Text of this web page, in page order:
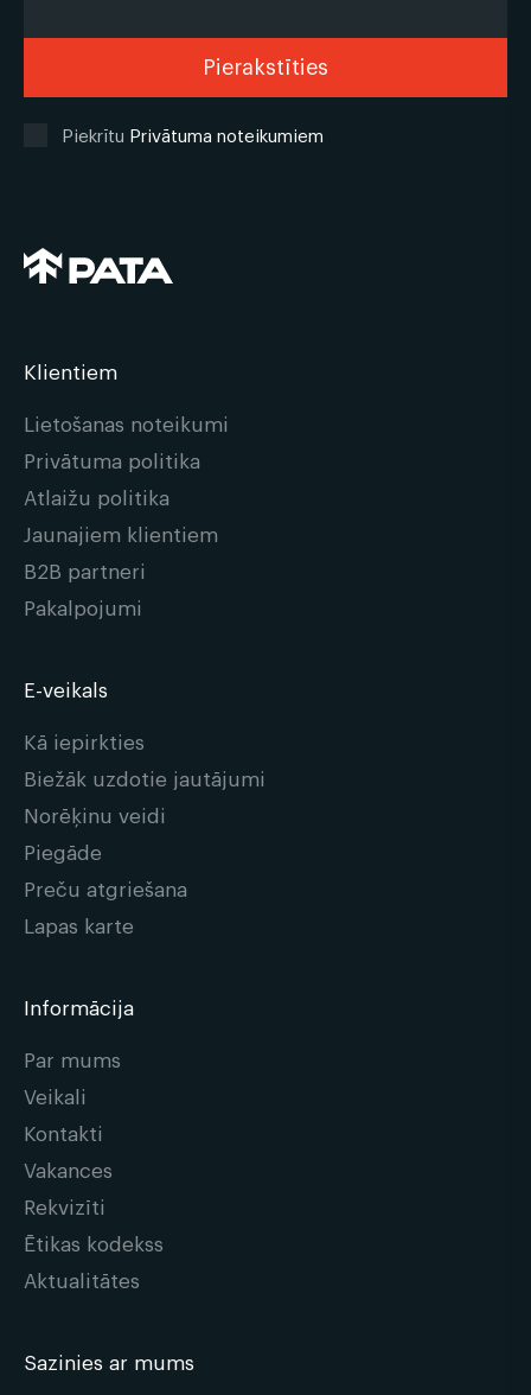
Piekrītu Privātuma noteikumiem
Klientiem
Lietošanas noteikumi
Privātuma politika
Atlaižu politika
Jaunajiem klientiem
B2B partneri
Pakalpojumi
E-veikals
Kā iepirkties
Biežāk uzdotie jautājumi
Norēķinu veidi
Piegāde
Preču atgriešana
Lapas karte
Informācija
Par mums
Veikali
Kontakti
Vakances
Rekvizīti
Ētikas kodekss
Aktualitātes
Sazinies ar mums